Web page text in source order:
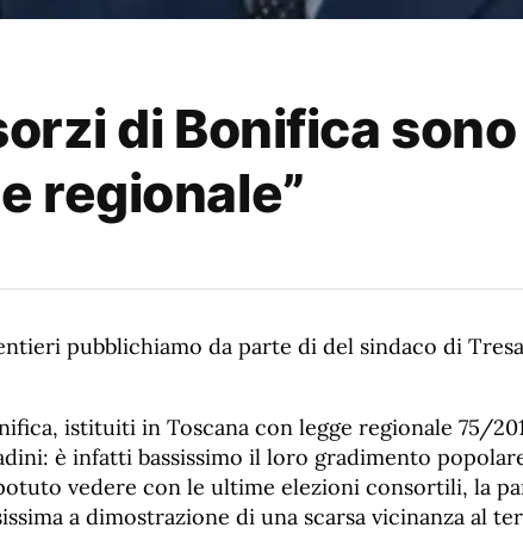
di Bonifica
regionale”
pubblichiamo da parte di del sindaco di
istituiti in Toscana con legge regionale 75/
è infatti bassissimo il loro gradimento
vedere con le ultime elezioni consortili, la
a dimostrazione di una scarsa vicinanza al